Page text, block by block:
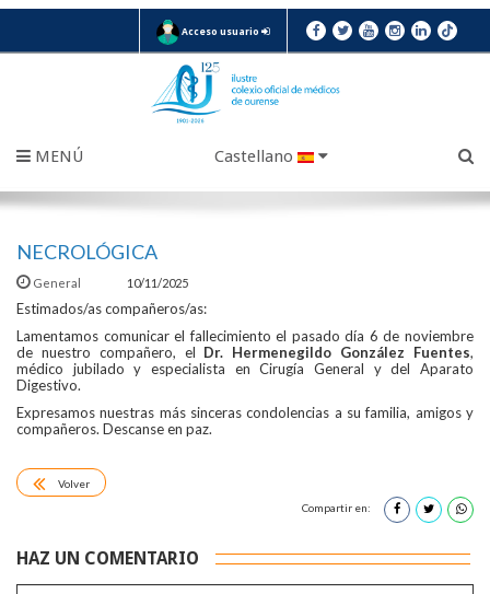
Acceso usuario
MENÚ Castellano
NECROLÓGICA
General 10/11/2025
Estimados/as compañeros/as:
Lamentamos comunicar el fallecimiento el pasado día 6 de noviembre
de nuestro compañero, el Dr. Hermenegildo González Fuentes,
médico jubilado y especialista en Cirugía General y del Aparato
Digestivo.
Expresamos nuestras más sinceras condolencias a su familia, amigos y
compañeros. Descanse en paz.
Volver
Compartir en:
HAZ UN COMENTARIO